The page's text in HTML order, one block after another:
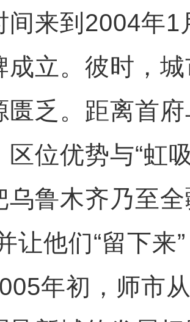
到2004年1
成立。彼时，
匮乏。距离首
区位优势与“
乌鲁木齐乃至
让他们“留下来
年初，师市从